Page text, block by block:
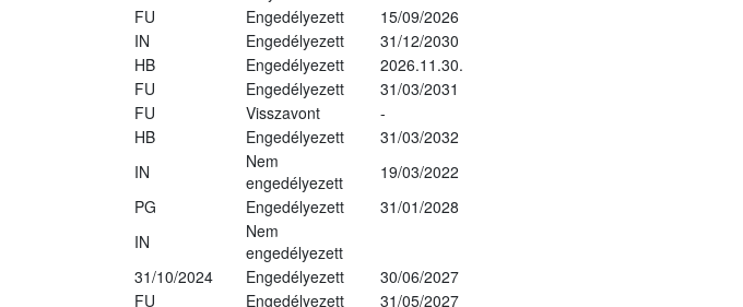
FU Engedélyezett
15/09/2026
IN Engedélyezett
31/12/2030
HB Engedélyezett
2026.11.30.
FU Engedélyezett
31/03/2031
FU Visszavont
-
HB Engedélyezett
31/03/2032
IN
Nem
engedélyezett
19/03/2022
PG Engedélyezett
31/01/2028
IN
Nem
engedélyezett
31/10/2024 Engedélyezett
30/06/2027
FU Engedélyezett
31/05/2027